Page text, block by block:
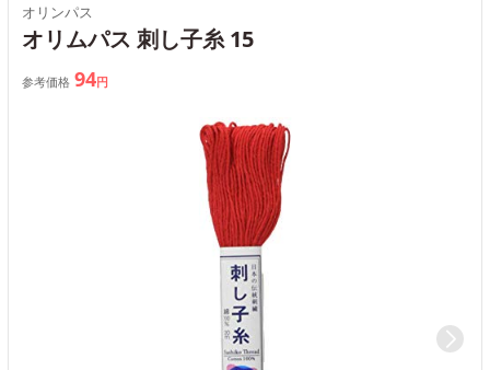
オリンパス
オリムパス 刺し子糸 15
参考価格 94円